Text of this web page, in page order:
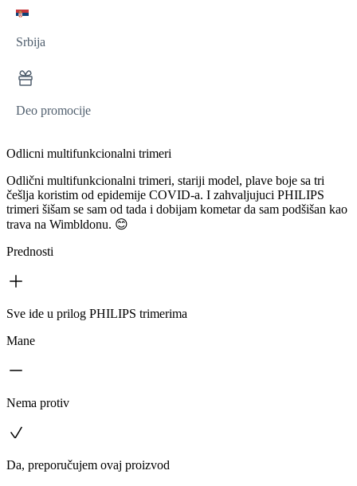
Srbija
Deo promocije
Odlicni multifunkcionalni trimeri
Odlični multifunkcionalni trimeri, stariji model, plave boje sa tri
češlja koristim od epidemije COVID-a. I zahvaljujuci PHILIPS
trimeri šišam se sam od tada i dobijam kometar da sam podšišan kao
trava na Wimbldonu. 😊
Prednosti
Sve ide u prilog PHILIPS trimerima
Mane
Nema protiv
Da, preporučujem ovaj proizvod